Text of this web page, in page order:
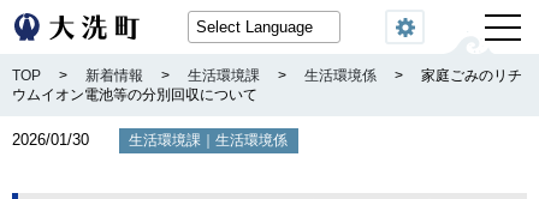
閲覧機能
TOP > 新着情報 > 生活環境課 > 生活環境係 >
家庭ごみのリチ
ウムイオン電池等の分別回収について
2026/01/30 生活環境課 ｜生活環境係